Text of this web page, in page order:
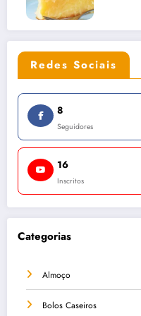
Redes Sociais
8
Seguidores
16
Inscritos
Categorias
Almoço
Bolos Caseiros